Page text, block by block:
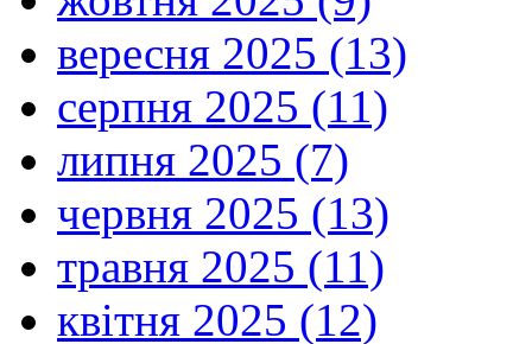
вересня 2025 (13)
серпня 2025 (11)
липня 2025 (7)
червня 2025 (13)
травня 2025 (11)
квітня 2025 (12)